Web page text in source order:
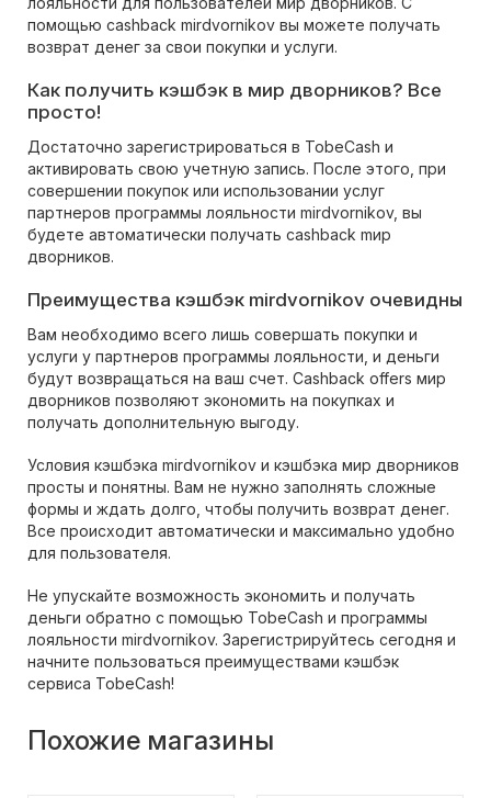
помощью cashback mirdvornikov вы можете получать
возврат денег за свои покупки и услуги.
Как получить кэшбэк в мир дворников? Все
просто!
Достаточно зарегистрироваться в TobeCash и
активировать свою учетную запись. После этого, при
совершении покупок или использовании услуг
партнеров программы лояльности mirdvornikov, вы
будете автоматически получать cashback mир
дворников.
Преимущества кэшбэк mirdvornikov очевидны
Вам необходимо всего лишь совершать покупки и
услуги у партнеров программы лояльности, и деньги
будут возвращаться на ваш счет. Cashback offers мир
дворников позволяют экономить на покупках и
получать дополнительную выгоду.
Условия кэшбэка mirdvornikov и кэшбэка мир дворников
просты и понятны. Вам не нужно заполнять сложные
формы и ждать долго, чтобы получить возврат денег.
Все происходит автоматически и максимально удобно
для пользователя.
Не упускайте возможность экономить и получать
деньги обратно с помощью TobeCash и программы
лояльности mirdvornikov. Зарегистрируйтесь сегодня и
начните пользоваться преимуществами кэшбэк
сервиса TobeCash!
Похожие магазины